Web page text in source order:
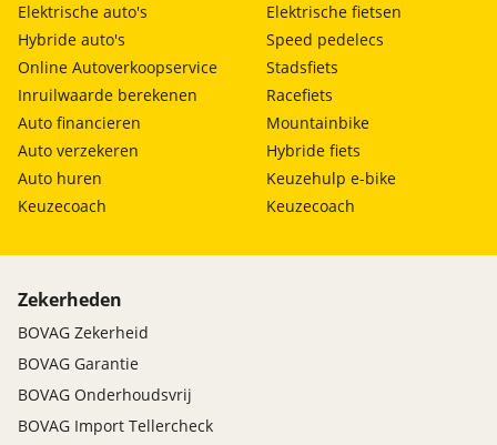
Elektrische auto's
Hybride auto's
Online Autoverkoopservice
Inruilwaarde berekenen
Auto financieren
Auto verzekeren
Auto huren
Keuzecoach
Elektrische fietsen
Speed pedelecs
Stadsfiets
Racefiets
Mountainbike
Hybride fiets
Keuzehulp e-bike
Keuzecoach
Zekerheden
BOVAG Zekerheid
BOVAG Garantie
BOVAG Onderhoudsvrij
BOVAG Import Tellercheck